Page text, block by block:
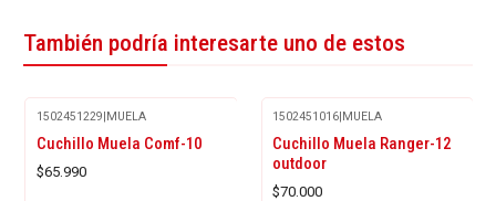
También podría interesarte uno de estos
1502451229|MUELA
Cuchillo Muela Comf-10
$65.990
1502451016|MUELA
Cuchillo Muela Ranger-12
outdoor
$70.000